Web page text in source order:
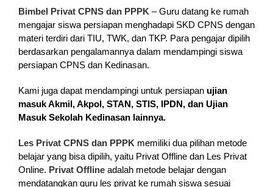
Bimbel Privat CPNS dan PPPK – Guru datang ke rumah
mengajar siswa persiapan menghadapi SKD CPNS dengan
materi terdiri dari TIU, TWK, dan TKP. Para pengajar dipilih
berdasarkan pengalamannya dalam mendampingi siswa
persiapan CPNS dan Kedinasan.
Kami juga dapat mendampingi untuk persiapanujian
masuk Akmil, Akpol, STAN, STIS, IPDN, dan Ujian
Masuk Sekolah Kedinasan lainnya.
Les Privat CPNS dan PPPK memiliki dua pilihan metode
belajar yang bisa dipilih, yaitu Privat Offline dan Les Privat
Online. Privat Offline adalah metode belajar dengan
mendatangkan guru les privat ke rumah siswa sesuai